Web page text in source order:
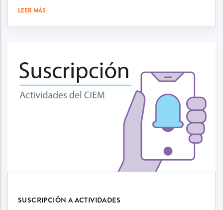
LEER MÁS
SUSCRIPCIÓN A ACTIVIDADES